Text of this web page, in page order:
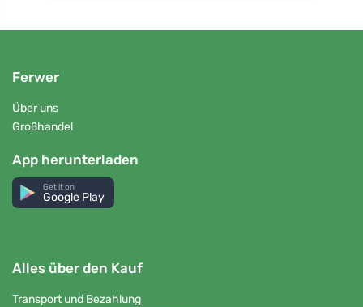
Ferwer
Über uns
Großhandel
App herunterladen
Get it on
Google Play
Alles über den Kauf
Transport und Bezahlung